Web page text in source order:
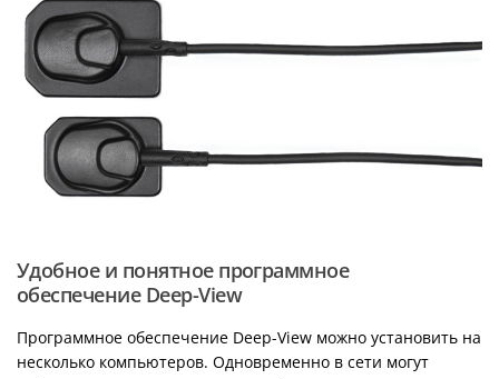
Удобное и понятное программное
обеспечение Deep-View
Программное обеспечение Deep-View можно установить на
несколько компьютеров. Одновременно в сети могут